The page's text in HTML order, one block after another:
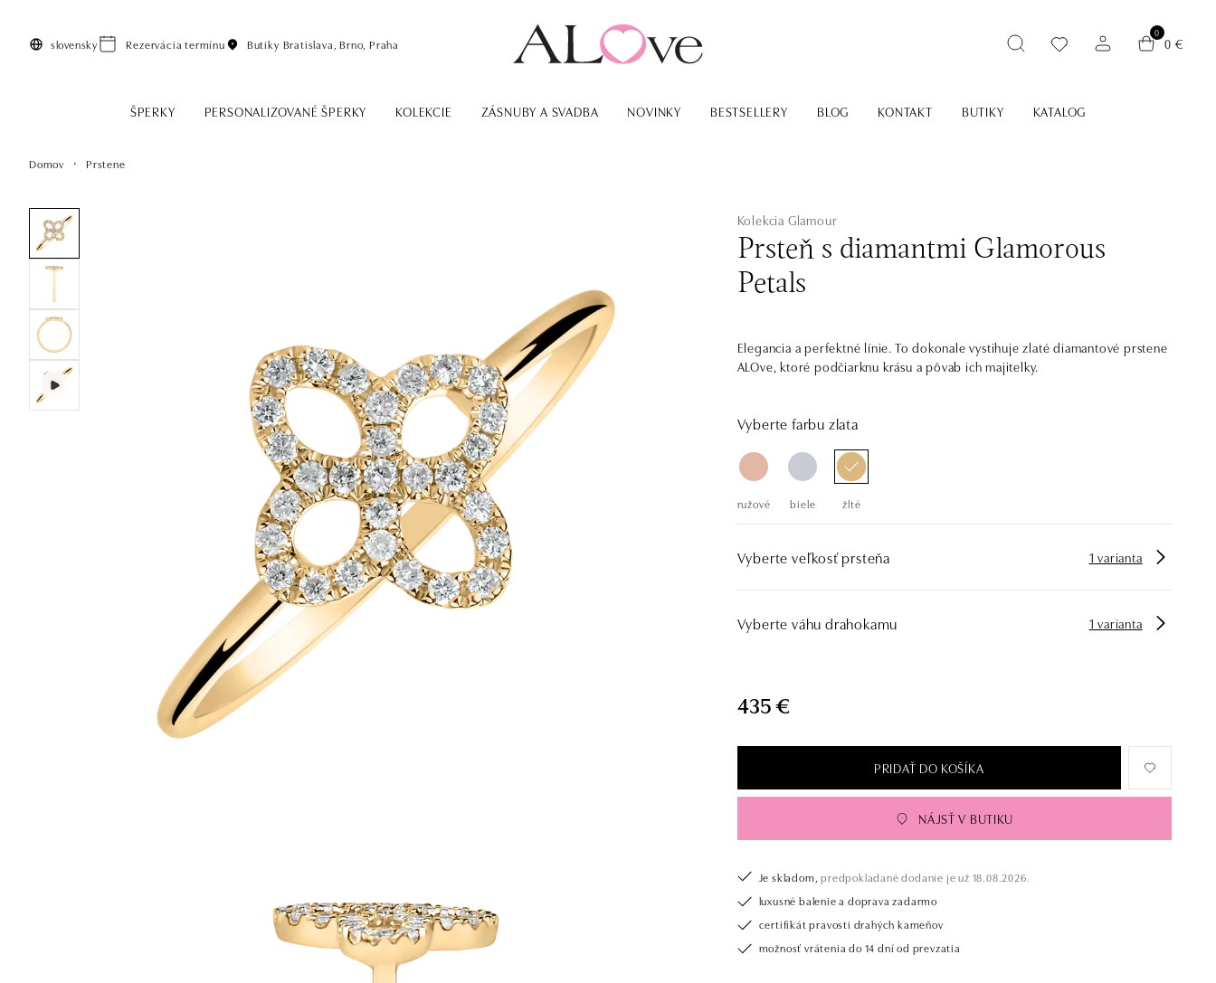
slovensky Rezervácia termínu Butiky Bratislava, Brno, Praha
0
0 €
ŠPERKY PERSONALIZOVANÉ ŠPERKY KOLEKCIE ZÁSNUBY A SVADBA NOVINKY BESTSELLERY BLOG KONTAKT BUTIKY KATALOG
Domov Prstene
Kolekcia Glamour
Prsteň s diamantmi Glamorous
Petals
Elegancia a perfektné línie. To dokonale vystihuje zlaté diamantové prstene
ALOve, ktoré podčiarknu krásu a pôvab ich majitelky.
Vyberte farbu zlata
ružové biele žlté
Vyberte veľkosť prsteňa 1 varianta
Vyberte váhu drahokamu 1 varianta
435 €
PRIDAŤ DO KOŠÍKA
NÁJSŤ V BUTIKU
Je skladom, predpokladané dodanie je už 18.08.2026.
luxusné balenie a doprava zadarmo
certifikát pravosti drahých kameňov
možnosť vrátenia do 14 dní od prevzatia